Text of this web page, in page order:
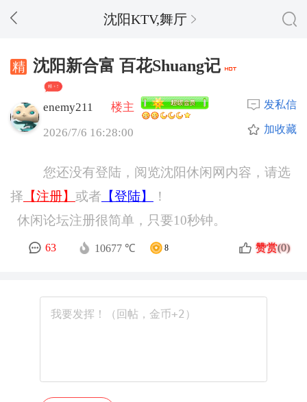
沈阳KTV,舞厅
沈阳新合富 百花Shuang记
精 + 5
enemy211
楼主
2026/7/6 16:28:00
发私信
加收藏
您还没有登陆，阅览沈阳休闲网内容，请选
择 【注册】 或者 【登陆】
！
休闲论坛注册很简单，只要10秒钟。
63 10677 ℃ 8 赞赏(0)